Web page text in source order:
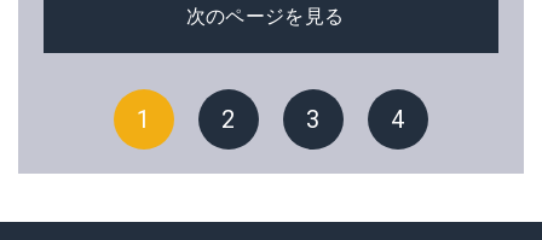
次のページを見る
1 2 3 4